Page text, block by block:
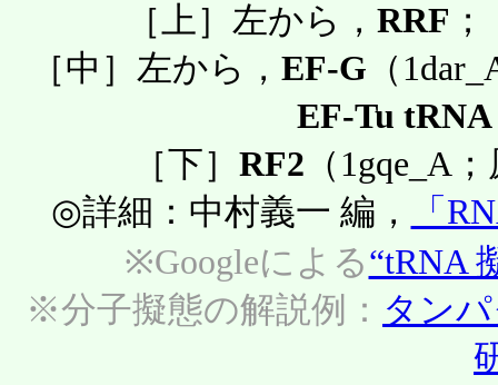
［上］左から， RRF
［中］左から， EF-G （
EF-Tu
［下］ RF2 （1gqe_A
◎詳細：中村義一 編，
「
※Googleによる“tRNA
※分子擬態の解説例： タン